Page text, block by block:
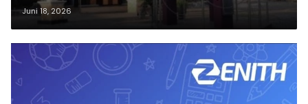
Tidak Boleh Dipaksakan
Juni 18, 2026